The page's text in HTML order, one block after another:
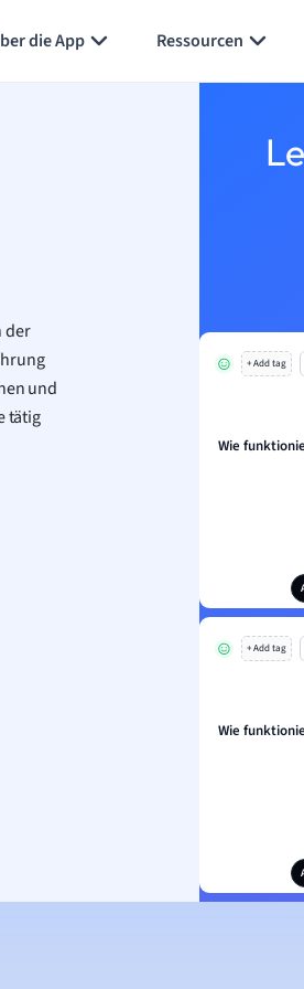
die App Ressourcen
der
und
tätig
+ Add tag
Wie
+ Add tag
Wie